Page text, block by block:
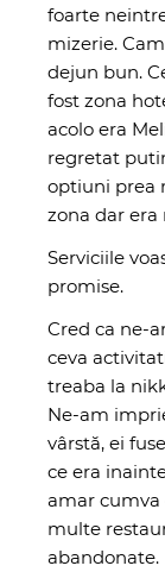
foarte
mizerie.
dejun bun.
fost zona
acolo era
regretat
optiuni prea
zona dar
Serviciile
promise.
Cred ca ne-
ceva
treaba la
Ne-am
vârstă, ei
ce era
amar cumva
multe
abandonate.